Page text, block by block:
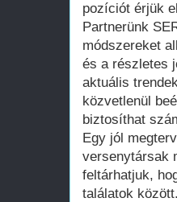
pozíciót érjük
Partnerünk
módszereket
és a részletes
aktuális
közvetlenül
biztosíthat
Egy jól
versenytársak
feltárhatjuk,
találatok